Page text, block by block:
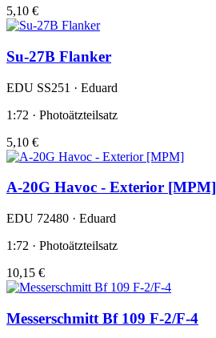
5,10 €
Su-27B Flanker
EDU SS251 · Eduard
1:72 · Photoätzteilsatz
5,10 €
A-20G Havoc - Exterior [MPM]
EDU 72480 · Eduard
1:72 · Photoätzteilsatz
10,15 €
Messerschmitt Bf 109 F-2/F-4